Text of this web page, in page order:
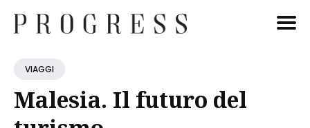
Cerca
VIAGGI
Malesia. Il futuro del